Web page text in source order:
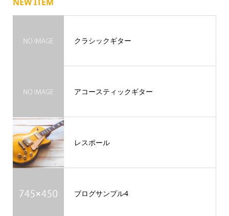
クラシックギター
アコースティックギター
レスポール
ブログサンプル4